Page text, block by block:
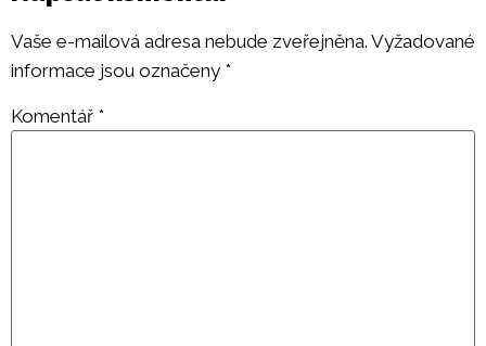
Vaše e-mailová adresa nebude zveřejněna. Vyžadované
informace jsou označeny *
Komentář *